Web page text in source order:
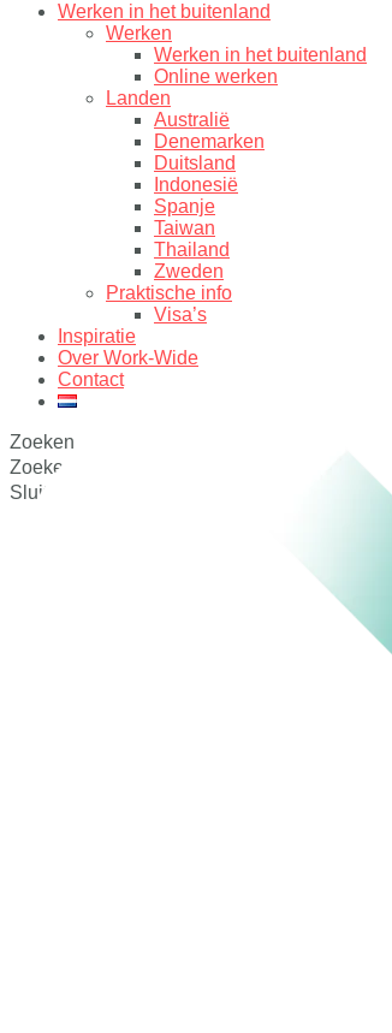
Werken in het buitenland
Werken
Werken in het buitenland
Online werken
Landen
Australië
Denemarken
Duitsland
Indonesië
Spanje
Taiwan
Thailand
Zweden
Praktische info
Visa’s
Inspiratie
Over Work-Wide
Contact
Zoeken
Zoeken
Sluit dit zoekvak.